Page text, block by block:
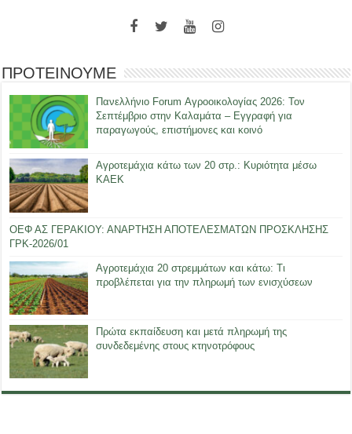
ΠΡΟΤΕΙΝΟΥΜΕ
Πανελλήνιο Forum Αγροοικολογίας 2026: Τον
Σεπτέμβριο στην Καλαμάτα – Εγγραφή για
παραγωγούς, επιστήμονες και κοινό
Αγροτεμάχια κάτω των 20 στρ.: Κυριότητα μέσω
ΚΑΕΚ
ΟΕΦ ΑΣ ΓΕΡΑΚΙΟΥ: ΑΝΑΡΤΗΣΗ ΑΠΟΤΕΛΕΣΜΑΤΩΝ ΠΡΟΣΚΛΗΣΗΣ
ΓΡΚ-2026/01
Αγροτεμάχια 20 στρεμμάτων και κάτω: Τι
προβλέπεται για την πληρωμή των ενισχύσεων
Πρώτα εκπαίδευση και μετά πληρωμή της
συνδεδεμένης στους κτηνοτρόφους